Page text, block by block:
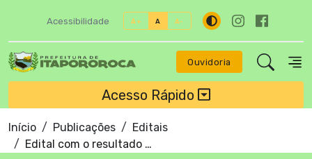
Acessibilidade A+ A A-
Ouvidoria
Acesso Rápido
Início Publicações
Editais
Edital com o resultado dos projetos aprovados